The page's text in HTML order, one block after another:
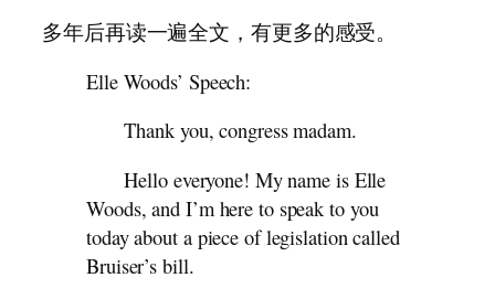
多年后再读一遍全文，有更多的感受。
Elle Woods’ Speech:
Thank you, congress madam.
Hello everyone! My name is Elle
Woods, and I’m here to speak to you
today about a piece of legislation called
Bruiser’s bill.